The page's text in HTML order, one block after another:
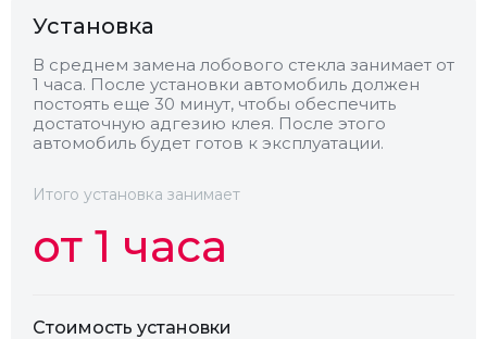
Обогрев
Установка
В среднем замена лобового стекла занимает от
1 часа. После установки автомобиль должен
постоять еще 30 минут, чтобы обеспечить
достаточную адгезию клея. После этого
автомобиль будет готов к эксплуатации.
Итого установка занимает
от 1 часа
Стоимость установки